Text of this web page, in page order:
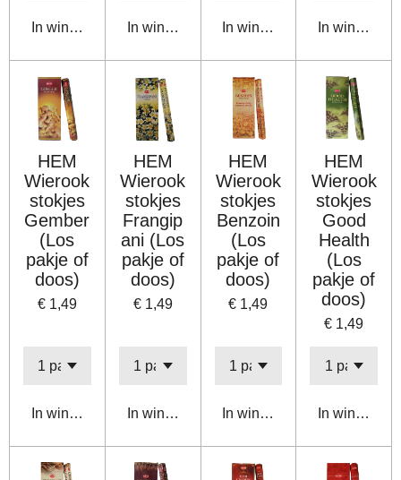
In winkelwagenIn winkelwagenIn winkelwagenIn
HEM
Wierook
stokjes
Gember
(Los
pakje of
doos)
€ 1,49
In winkelwagen
HEM
Wierook
stokjes
Frangip
ani (Los
pakje of
doos)
€ 1,49
In winkelwagen
HEM
Wierook
stokjes
Benzoin
(Los
pakje of
doos)
€ 1,49
In winkelwagen
HEM
Wierook
stokjes
Good
Health
(Los
pakje of
doos)
€ 1,49
In